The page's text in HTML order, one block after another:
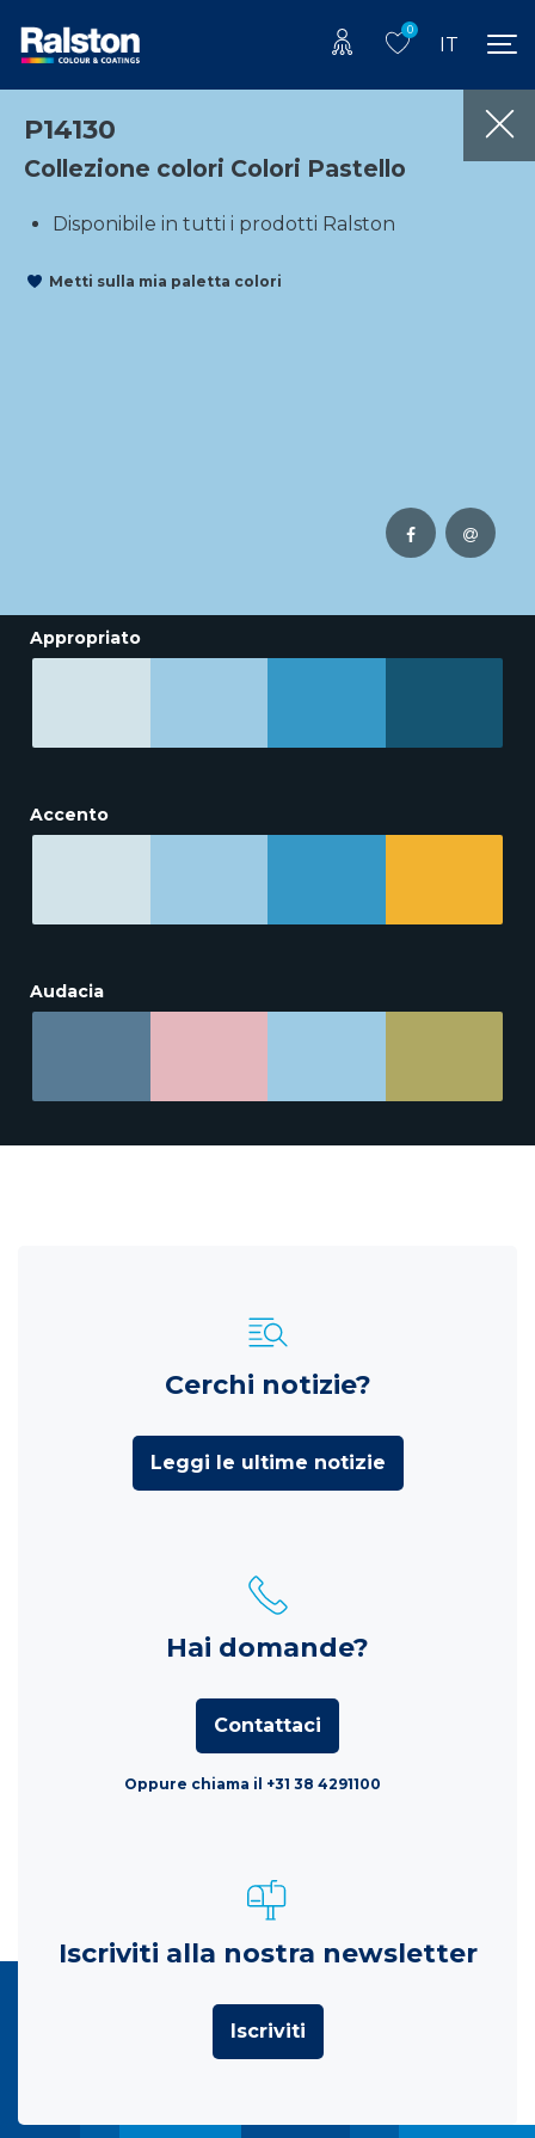
0
IT
P14130
Collezione colori Colori Pastello
Disponibile in tutti i prodotti Ralston
Metti sulla mia paletta colori
Appropriato
Accento
Audacia
Cerchi notizie?
Leggi le ultime notizie
Hai domande?
Contattaci
Oppure chiama il +31 38 4291100
Iscriviti alla nostra newsletter
Iscriviti